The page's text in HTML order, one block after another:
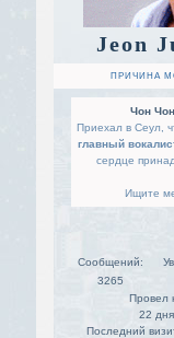
Jeon
ПРИЧИНА
Чон
Приехал в Сеул,
главный
сердце
Ищите
Сообщений:
3265
Провел
22
Последний